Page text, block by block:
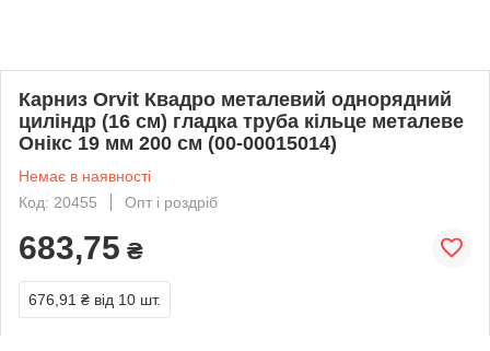
Карниз Orvit Квадро металевий однорядний
циліндр (16 см) гладка труба кільце металеве
Онікс 19 мм 200 см (00-00015014)
Немає в наявності
Код: 20455
Опт і роздріб
683,75 ₴
676,91 ₴ від 10 шт.